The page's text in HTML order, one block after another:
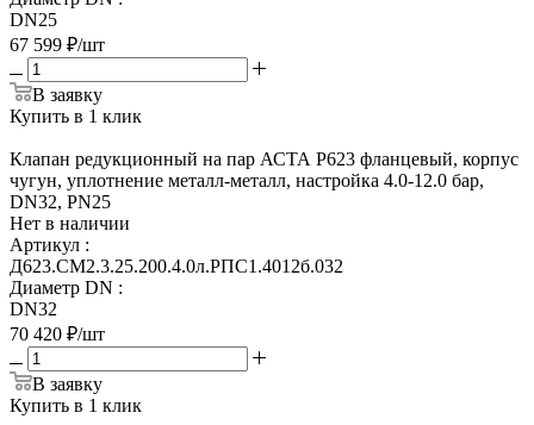
DN25
67 599 ₽/шт
В заявку
Купить в 1 клик
Клапан редукционный на пар АСТА Р623 фланцевый, корпус
чугун, уплотнение металл-металл, настройка 4.0-12.0 бар,
DN32, PN25
Нет в наличии
Артикул :
Д623.СМ2.3.25.200.4.0л.РПС1.4012б.032
Диаметр DN :
DN32
70 420 ₽/шт
В заявку
Купить в 1 клик